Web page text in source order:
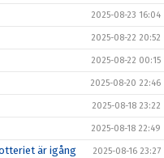
2025-08-23 16:04
2025-08-22 20:52
2025-08-22 00:15
2025-08-20 22:46
2025-08-18 23:22
2025-08-18 22:49
är igång 2025-08-16 23:27